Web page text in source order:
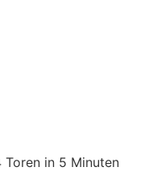
in 5 Minuten